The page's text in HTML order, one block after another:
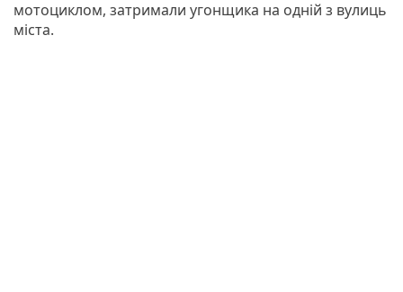
мотоциклом, затримали угонщика на одній з вулиць
міста.